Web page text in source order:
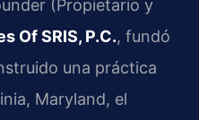
(Propietario y
Of SRIS, P.C., fundó
una práctica
Maryland, el